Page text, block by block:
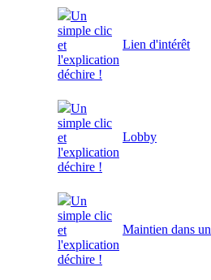
Un
simple clic
et
l'explication
déchire !
Lien d'intérêt
Un
simple clic
et
l'explication
déchire !
Lobby
Un
simple clic
et
l'explication
déchire !
Maintien dans